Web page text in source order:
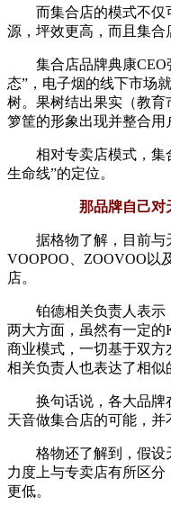
而集合店的模式不仅
源，坪效更高，而且集合
集合店品牌典康
态”，电子烟的线下市场
树。果树结出果实（教育
箩筐的形象出现并整合用
相对专卖店模式，集
生命线”的定位。
那品牌自己对
据格物了解，目前与
VOOPOO、ZOOVOO以
店。
铂德相关负责人表示
两大方面，虽然有一定
商业模式，一切基于双方
相关负责人也表达了相似
换句话说，各大品牌
天音做集合店的可能，并
格物还了解到，假设
力度上与专卖店有所区
更低。